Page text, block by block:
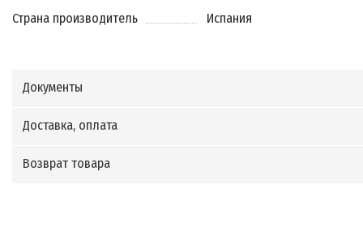
Страна производитель
Испания
Документы
Доставка, оплата
Возврат товара